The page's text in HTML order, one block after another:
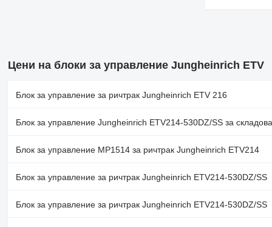
Цени на блоки за управление Jungheinrich ETV
Блок за управление за ричтрак Jungheinrich ETV 216
Блок за управление Jungheinrich ETV214-530DZ/SS за
Блок за управление MP1514 за ричтрак Jungheinrich ETV214
Блок за управление за ричтрак Jungheinrich ETV214-530DZ/SS
Блок за управление за ричтрак Jungheinrich ETV214-530DZ/SS